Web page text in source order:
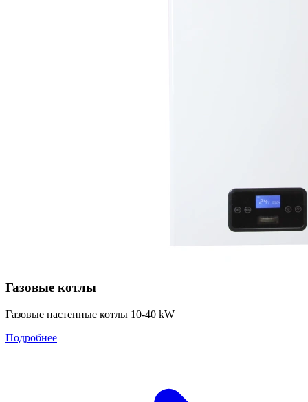
Газовые котлы
Газовые настенные котлы 10-40 kW
Подробнее